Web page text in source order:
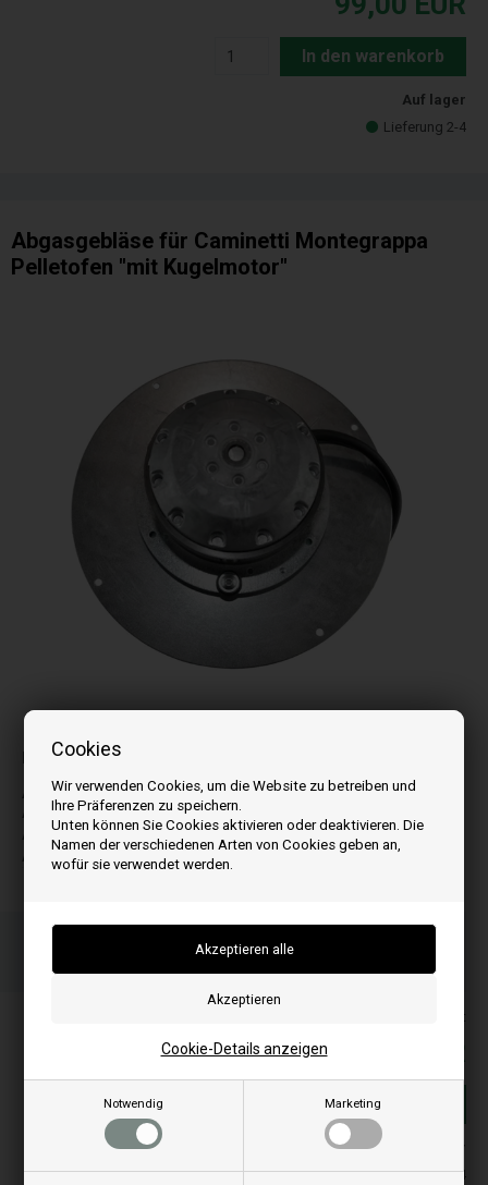
Cookies
Wir verwenden Cookies, um die Website zu betreiben und
Ihre Präferenzen zu speichern.
Unten können Sie Cookies aktivieren oder deaktivieren. Die
Namen der verschiedenen Arten von Cookies geben an,
wofür sie verwendet werden.
Notwendig Marketing
Cookie-Details anzeigen
In den warenkorb
Auf lager
Lieferung 2-4
Abgasgebläse für Caminetti Montegrappa
Pelletofen "mit Kugelmotor"
Passt zu:
A
AKTIV 22
AKTIV 27
AKTIV 32
Schnelle Lieferung - Paketnummer an E-Mail
Ihre Bestellung wird versendet mandag
Alle Preise inkl. MwSt
260,00 EUR
In den warenkorb
Auf lager
Lieferung 2-4